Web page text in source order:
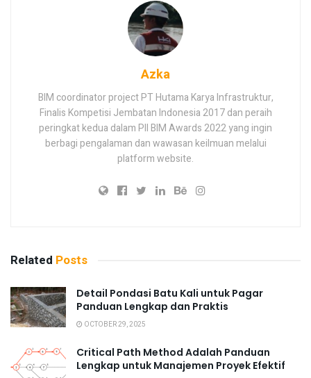
Azka
BIM coordinator project PT Hutama Karya Infrastruktur,
Finalis Kompetisi Jembatan Indonesia 2017 dan peraih
peringkat kedua dalam PII BIM Awards 2022 yang ingin
berbagi pengalaman dan wawasan keilmuan melalui
platform website.
Related Posts
Detail Pondasi Batu Kali untuk Pagar
Panduan Lengkap dan Praktis
OCTOBER 29, 2025
Critical Path Method Adalah Panduan
Lengkap untuk Manajemen Proyek Efektif